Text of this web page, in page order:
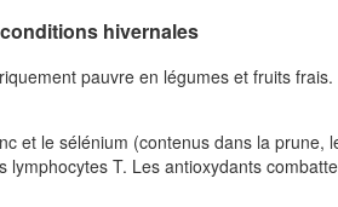
hivernales
pauvre en légumes et fruits
et le sélénium (contenus dans la prune,
lymphocytes T. Les antioxydants